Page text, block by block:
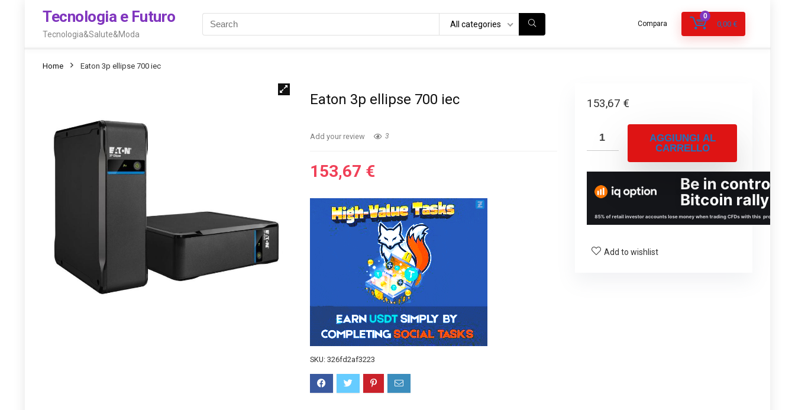
Tecnologia e Futuro
Tecnologia&Salute&Moda
All categories Compara
0
0,00 €
Home Eaton 3p ellipse 700 iec
Eaton 3p ellipse 700 iec
Add your review 3
153,67 €
SKU:326fd2af3223
153,67 €
AGGIUNGI AL
CARRELLO
Add to wishlist